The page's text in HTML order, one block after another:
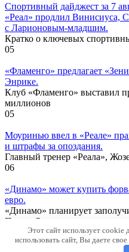
Спортивный дайджест за 7
«Реал» продлил Винисиуса,
с Ларионовым-младшим.
Кратко о ключевых
05
«Фламенго» предлагает
Энрике.
Клуб «Фламенго» выставил
миллионов
05
Моуринью ввел в «Реале»
и штрафы за опоздания.
Главный тренер «Реала»,
06
«Динамо» может купить
евро.
«Динамо» планирует
Петара Раткова.
© 2026 Новости Кирова
Этот сайт использует
использовать сайт, Вы даете